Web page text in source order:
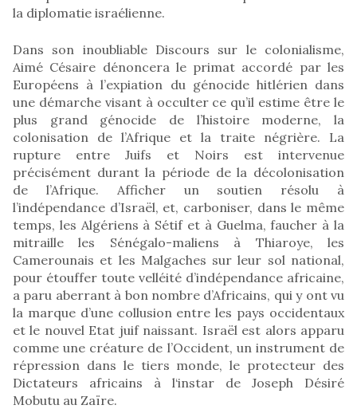
la diplomatie israélienne.
Dans son inoubliable Discours sur le colonialisme,
Aimé Césaire dénoncera le primat accordé par les
Européens à l’expiation du génocide hitlérien dans
une démarche visant à occulter ce qu’il estime être le
plus grand génocide de l’histoire moderne, la
colonisation de l’Afrique et la traite négrière. La
rupture entre Juifs et Noirs est intervenue
précisément durant la période de la décolonisation
de l’Afrique. Afficher un soutien résolu à
l’indépendance d’Israël, et, carboniser, dans le même
temps, les Algériens à Sétif et à Guelma, faucher à la
mitraille les Sénégalo-maliens à Thiaroye, les
Camerounais et les Malgaches sur leur sol national,
pour étouffer toute velléité d’indépendance africaine,
a paru aberrant à bon nombre d’Africains, qui y ont vu
la marque d’une collusion entre les pays occidentaux
et le nouvel Etat juif naissant. Israël est alors apparu
comme une créature de l’Occident, un instrument de
répression dans le tiers monde, le protecteur des
Dictateurs africains à l‘instar de Joseph Désiré
Mobutu au Zaïre.